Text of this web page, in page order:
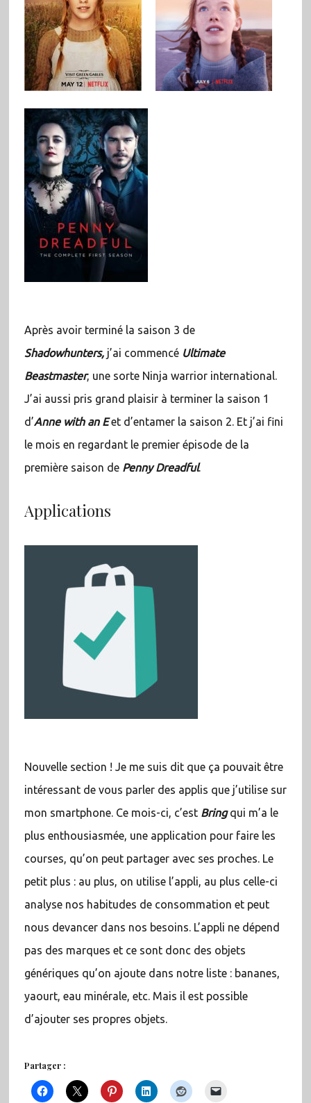
Après avoir terminé la saison 3 de
Shadowhunters, j’ai commencé Ultimate
Beastmaster, une sorte Ninja warrior international.
J’ai aussi pris grand plaisir à terminer la saison 1
d’Anne with an Eet d’entamer la saison 2. Et j’ai fini
le mois en regardant le premier épisode de la
première saison de Penny Dreadful.
Applications
Nouvelle section ! Je me suis dit que ça pouvait être
intéressant de vous parler des applis que j’utilise sur
mon smartphone. Ce mois-ci, c’est Bringqui m’a le
plus enthousiasmée, une application pour faire les
courses, qu’on peut partager avec ses proches. Le
petit plus : au plus, on utilise l’appli, au plus celle-ci
analyse nos habitudes de consommation et peut
nous devancer dans nos besoins. L’appli ne dépend
pas des marques et ce sont donc des objets
génériques qu’on ajoute dans notre liste : bananes,
yaourt, eau minérale, etc. Mais il est possible
d’ajouter ses propres objets.
Partager :